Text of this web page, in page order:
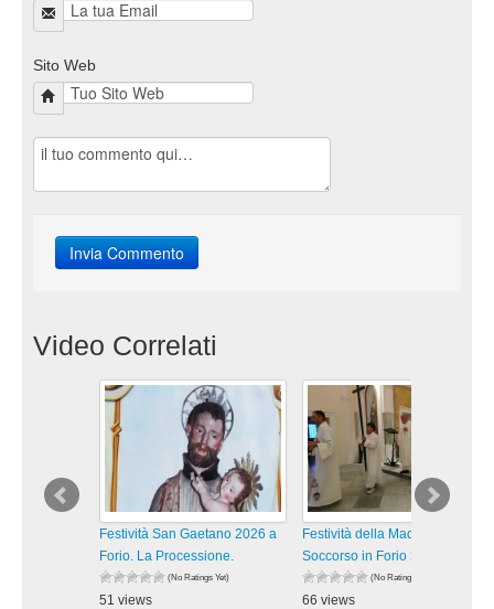
Sito Web
Video Correlati
Festività San Gaetano 2026 a
Forio. La Processione.
(No Ratings Yet)
51 views
Festività della Madonna del
Soccorso in Forio 2026. La
(No Ratings Yet)
66 views